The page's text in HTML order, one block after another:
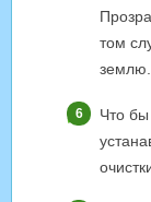
том
землю.
Что бы